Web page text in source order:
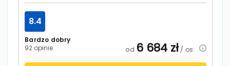
Bardzo dobry
92 opinie
8.4
od 6 684 zł/ os.